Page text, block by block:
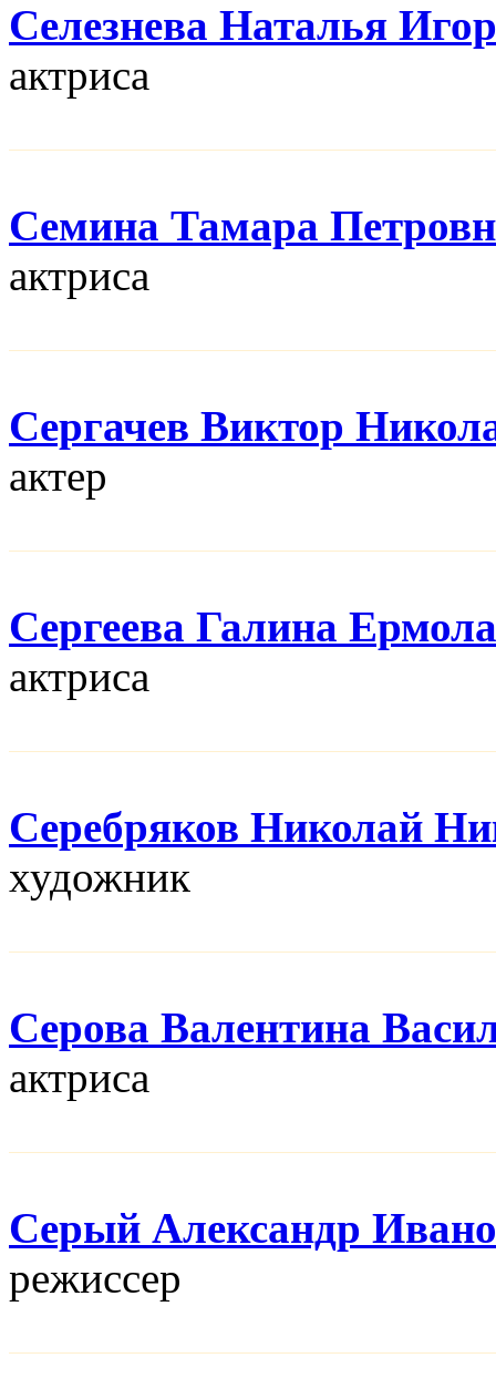
Селезнева Наталья
актриса
Семина Тамара
актриса
Сергачев Виктор
актер
Сергеева Галина
актриса
Серебряков Николай
художник
Серова Валентина
актриса
Серый Александр
режисcер